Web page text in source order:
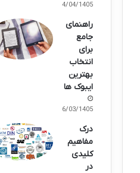
14/04/1405
راهنمای
جامع
برای
انتخاب
بهترین
ایبوک ها
26/03/1405
درک
مفاهیم
کلیدی
در